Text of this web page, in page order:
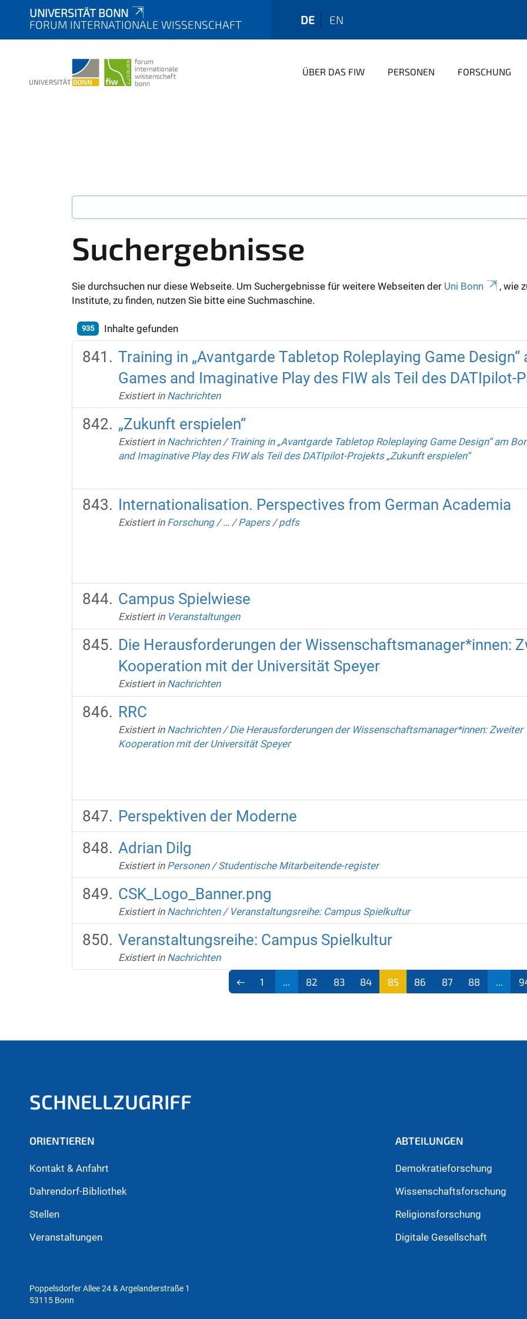
UNIVERSITÄT BONN
FORUM INTERNATIONALE WISSENSCHAFT
DE EN
ÜBER DAS FIW PERSONEN FORSCHUNG
Suchergebnisse
Sie durchsuchen nur diese Webseite. Um Suchergebnisse für weitere Webseiten der Uni Bonn
, wie
Institute, zu finden, nutzen Sie bitte eine Suchmaschine.
935 Inhalte gefunden
Training in „Avantgarde Tabletop Roleplaying Game
Games and Imaginative Play des FIW als Teil des DATIpilot-
Existiert in Nachrichten
„Zukunft erspielen“
Existiert in Nachrichten / Training in „Avantgarde Tabletop Roleplaying Game Design“ am
and Imaginative Play des FIW als Teil des DATIpilot-Projekts „Zukunft erspielen“
Internationalisation. Perspectives from German Academia
Existiert in Forschung /… /Papers /pdfs
Campus Spielwiese
Existiert in Veranstaltungen
Die Herausforderungen der Wissenschaftsmanager*innen:
Kooperation mit der Universität Speyer
Existiert in Nachrichten
RRC
Existiert in Nachrichten /Die Herausforderungen der Wissenschaftsmanager*innen: Zweiter
Kooperation mit der Universität Speyer
Perspektiven der Moderne
Adrian Dilg
Existiert in Personen /Studentische Mitarbeitende-register
CSK_Logo_Banner.png
Existiert in Nachrichten / Veranstaltungsreihe: Campus Spielkultur
Veranstaltungsreihe: Campus Spielkultur
Existiert in Nachrichten
1 82 83 84
85
86 87 88
SCHNELLZUGRIFF
ORIENTIEREN
Kontakt & Anfahrt
Dahrendorf-Bibliothek
Stellen
Veranstaltungen
ABTEILUNGEN
Demokratieforschung
Wissenschaftsforschung
Religionsforschung
Digitale Gesellschaft
Poppelsdorfer Allee 24 & Argelanderstraße 1
53115 Bonn